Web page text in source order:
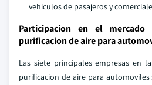
vehiculos de pasajeros y
Participacion en el
purificacion de aire para
Las siete principales empresas en
purificacion de aire para automoviles